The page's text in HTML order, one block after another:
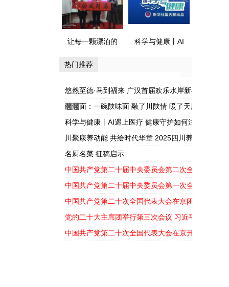
水岸新春嘉年华
盛大启幕
暖了天府胃
让每一颗漂泊的
张开杰走进蓉漂
之...
科学与健康丨AI
力？
热门推荐
悠然至德·马到福来 广汉首届欢乐水岸新春嘉年华盛
𰻞𰻞面：一碗陕味面 融了川陕情 暖了天府胃
科学与健康丨AI遇上医疗 健康守护如何注入新活力
川聚康养动能 共绘时代华章 2025四川养生产业大
幕
名厨名菜 征稿启示
中国共产党第二十届中央委员会第二次全体会议公报
中国共产党第二十届中央委员会第一次全体会议公报
中国共产党第二十次全国代表大会在京闭幕
党的二十大主席团举行第三次会议 习近平主持会议
中国共产党第二十次全国代表大会在京开幕